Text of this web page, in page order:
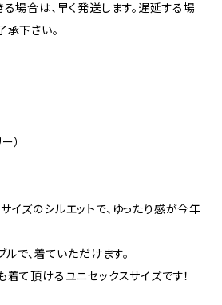
る場合は、早く発送します。遅延する場
承下さい。
）
イズのシルエットで、ゆったり感が今年
で、着ていただけます。
着て頂けるユニセックスサイズです！